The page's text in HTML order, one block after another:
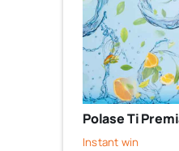
Polase Ti
Instant win